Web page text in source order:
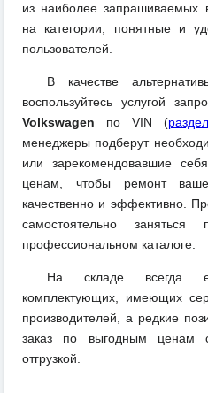
из наиболее запрашиваемых
на категории, понятные и
пользователей.
В качестве
воспользуйтесь услугой
Volkswagen по VIN (
менеджеры подберут
или зарекомендовавшие
ценам, чтобы ремонт
качественно и эффективно.
самостоятельно
профессиональном каталоге.
На складе всегда
комплектующих, имеющих
производителей, а редкие
заказ по выгодным ценам
отгрузкой.